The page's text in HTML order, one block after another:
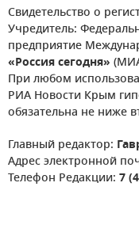
Свидетельство о
Учредитель:
предприятие
«Россия сегодня»
При любом
РИА Новости Крым
обязательна не ниже
Главный редактор:
Адрес электронной
Телефон Редакции: 7